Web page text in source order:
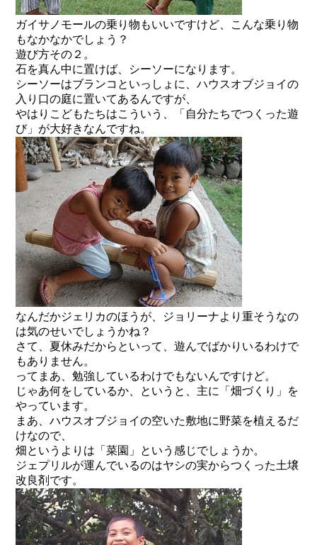
ガイサノモールの乗り物もいいですけど、こんな乗り物
もなかなかでしょう？
遊び方その２。
石を真ん中に置けば、シーソーになります。
シーソーはブランコといっしょに、ハウスオブジョイの
入り口の庭に置いてあるんですが、
やはりこどもたちはこういう、「自分たちでつくった遊
び」が大好きなんですね。
なんだかジェリカのほうが、ジョリーナより重そうなの
は気のせいでしょうかね？
さて、夏休みだからといって、遊んでばかりいるわけで
もありません。
ってまあ、勉強しているわけでもないんですけど。
じゃあ何をしているか、というと、主に「畑づくり」を
やっています。
まあ、ハウスオブジョイの空いた敷地に野菜を植えるだ
けなので、
畑というよりは「菜園」という感じでしょうか。
ジェプリルが運んでいるのはヤシの実からつくった土壌
改良剤です。